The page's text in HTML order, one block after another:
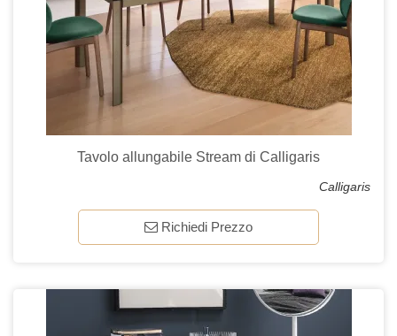
Tavolo allungabile Stream di Calligaris
Calligaris
Richiedi Prezzo